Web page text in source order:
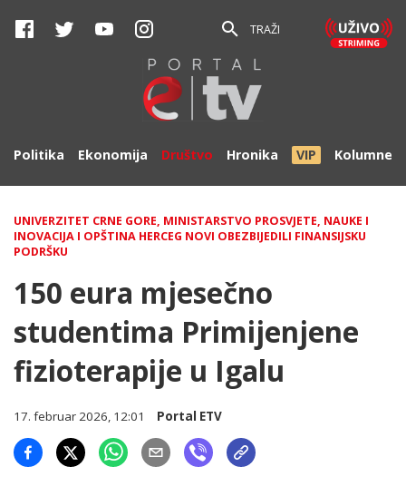
TRAŽI
Politika Ekonomija Društvo Hronika VIP Kolumne
UNIVERZITET CRNE GORE, MINISTARSTVO PROSVJETE, NAUKE I
INOVACIJA I OPŠTINA HERCEG NOVI OBEZBIJEDILI FINANSIJSKU
PODRŠKU
150 eura mjesečno
studentima Primijenjene
fizioterapije u Igalu
17. februar 2026, 12:01 Portal ETV